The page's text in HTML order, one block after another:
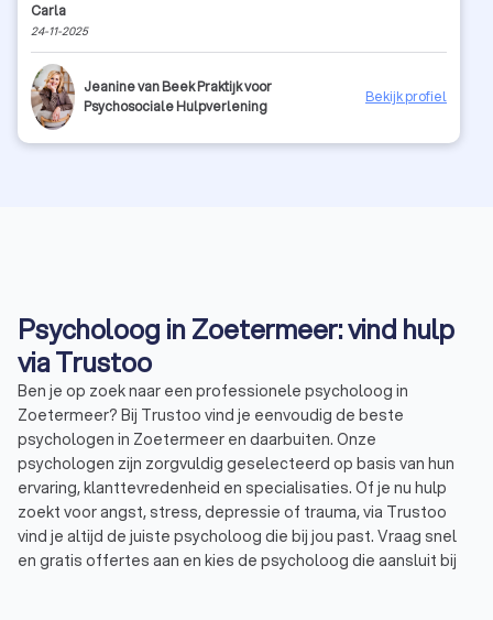
bij de terecht en je krijgt echt goed advies. Jammer dat het is
afgelopen maar we mogen altijd op Jeanine terug vallen mochten
we haar nodig hebben.
Carla
24-11-2025
Jeanine van Beek Praktijk voor
Psychosociale Hulpverlening
Bekijk profiel
Psycholoog in Zoetermeer: vind hulp
via Trustoo
Ben je op zoek naar een professionele psycholoog in
Zoetermeer? Bij Trustoo vind je eenvoudig de beste
psychologen in Zoetermeer en daarbuiten. Onze
psychologen zijn zorgvuldig geselecteerd op basis van hun
ervaring, klanttevredenheid en specialisaties. Of je nu hulp
zoekt voor angst, stress, depressie of trauma, via Trustoo
vind je altijd de juiste psycholoog die bij jou past. Vraag snel
en gratis offertes aan en kies de psycholoog die aansluit bij